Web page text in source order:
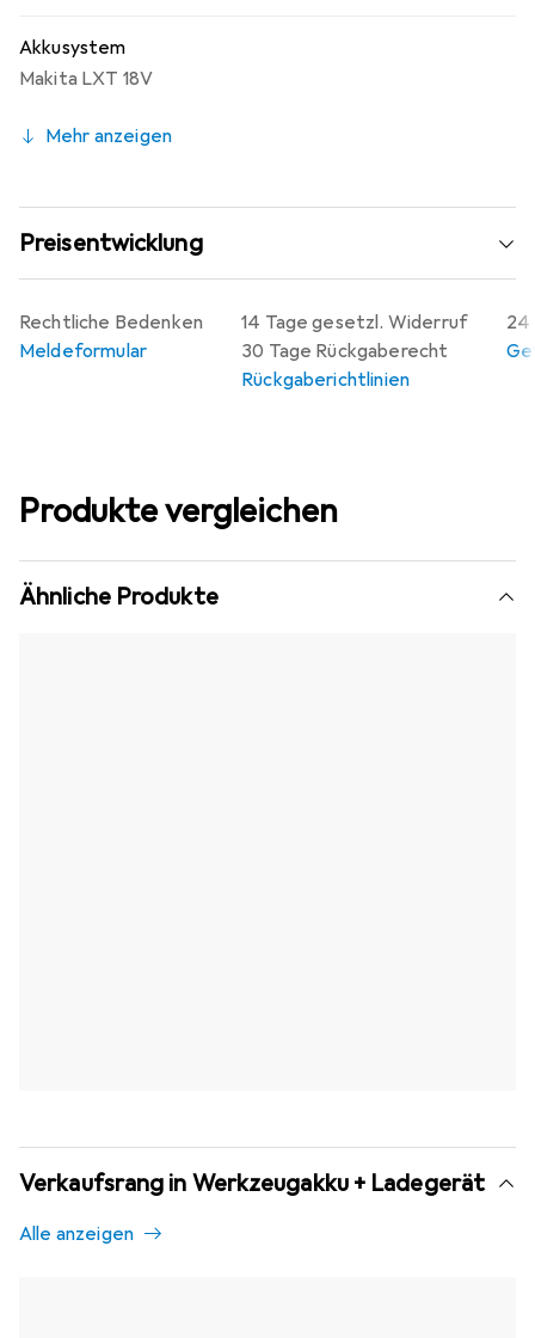
Akkusystem
Makita LXT 18V
Mehr anzeigen
Preisentwicklung
14 Tage gesetzl. Widerruf
30 Tage Rückgaberecht
Rückgaberichtlinien
24
Rechtliche Bedenken
Meldeformular
Produkte vergleichen
Ähnliche Produkte
Verkaufsrang in Werkzeugakku + Ladegerät
Alle anzeigen